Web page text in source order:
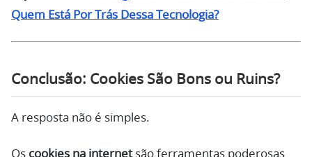
Quem Está Por Trás Dessa Tecnologia?
Conclusão: Cookies São Bons ou Ruins?
A resposta não é simples.
Os cookies na internetsão ferramentas poderosas